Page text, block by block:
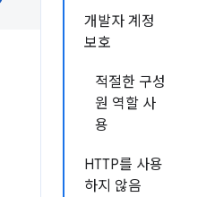
개발자 계정
보호
적절한 구성
원 역할 사
용
HTTP를 사용
하지 않음